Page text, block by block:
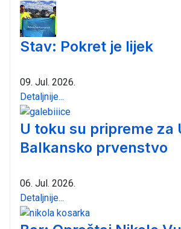
Stav: Pokret je lijek
09. Jul. 2026.
Detaljnije...
U toku su pripreme za
Balkansko prvenstvo
06. Jul. 2026.
Detaljnije...